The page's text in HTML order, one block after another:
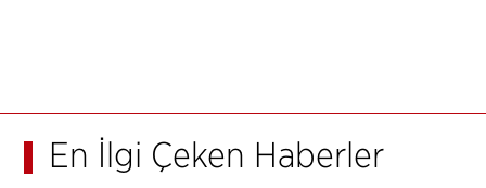
En İlgi Çeken Haberler